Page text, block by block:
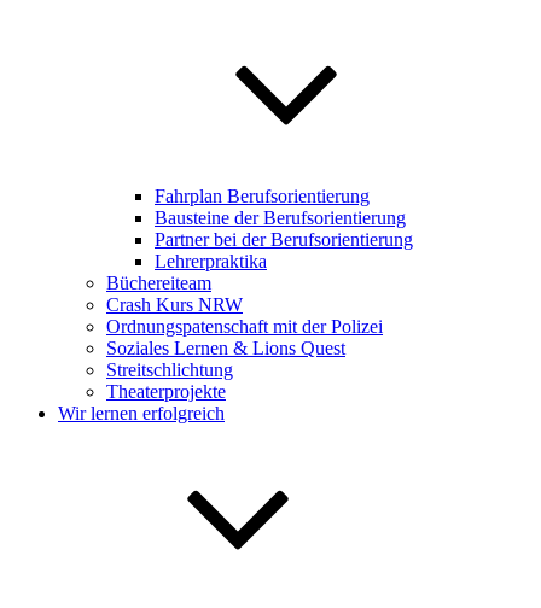
Fahrplan Berufsorientierung
Bausteine der Berufsorientierung
Partner bei der Berufsorientierung
Lehrerpraktika
Büchereiteam
Crash Kurs NRW
Ordnungspatenschaft mit der Polizei
Soziales Lernen & Lions Quest
Streitschlichtung
Theaterprojekte
Wir lernen erfolgreich